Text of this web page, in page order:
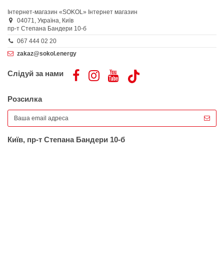
Інтернет-магазин «SOKOL» Інтернет магазин
04071, Україна, Київ
пр-т Степана Бандери 10-б
067 444 02 20
zakaz@sokol.energy
Слідуй за нами
Розсилка
Київ, пр-т Степана Бандери 10-б